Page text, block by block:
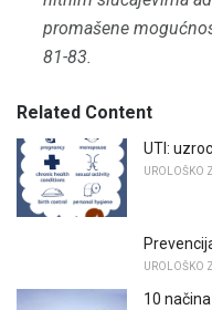
promašene
81-83.
Related Content
UTI:
UROLOŠKO
UROLOŠKO
10